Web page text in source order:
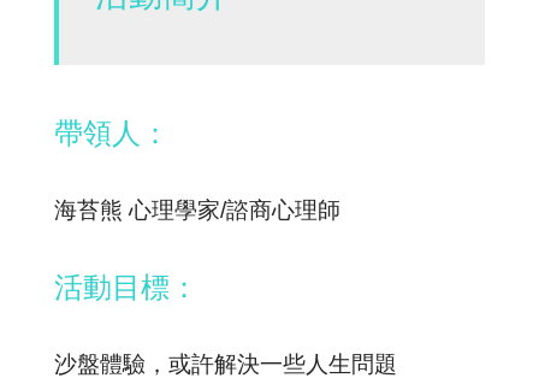
帶領人：
海苔熊 心理學家/諮商心理師
活動目標：
沙盤體驗，或許解決一些人生問題